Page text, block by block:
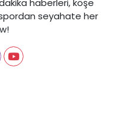
haberleri, köşe
seyahate her